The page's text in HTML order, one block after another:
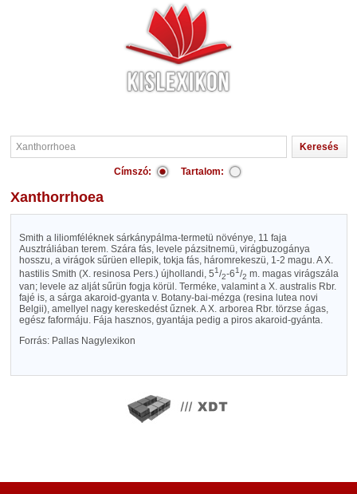
Címszó: Tartalom:
Xanthorrhoea
Smith a liliomféléknek sárkánypálma-termetü növénye, 11 faja
Ausztráliában terem. Szára fás, levele pázsitnemü, virágbuzogánya
hosszu, a virágok sűrüen ellepik, tokja fás, háromrekeszü, 1-2 magu. A X.
hastilis Smith (X. resinosa Pers.) újhollandi, 51/2-61/2 m. magas virágszála
van; levele az alját sűrün fogja körül. Terméke, valamint a X. australis Rbr.
fajé is, a sárga akaroid-gyanta v. Botany-bai-mézga (resina lutea novi
Belgii), amellyel nagy kereskedést űznek. A X. arborea Rbr. törzse ágas,
egész faformáju. Fája hasznos, gyantája pedig a piros akaroid-gyánta.
Forrás: Pallas Nagylexikon